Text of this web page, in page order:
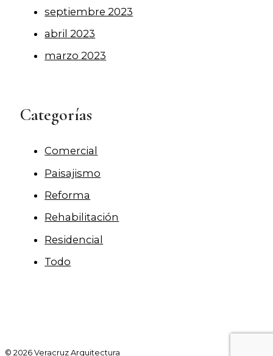
septiembre 2023
abril 2023
marzo 2023
Categorías
Comercial
Paisajismo
Reforma
Rehabilitación
Residencial
Todo
© 2026 Veracruz Arquitectura